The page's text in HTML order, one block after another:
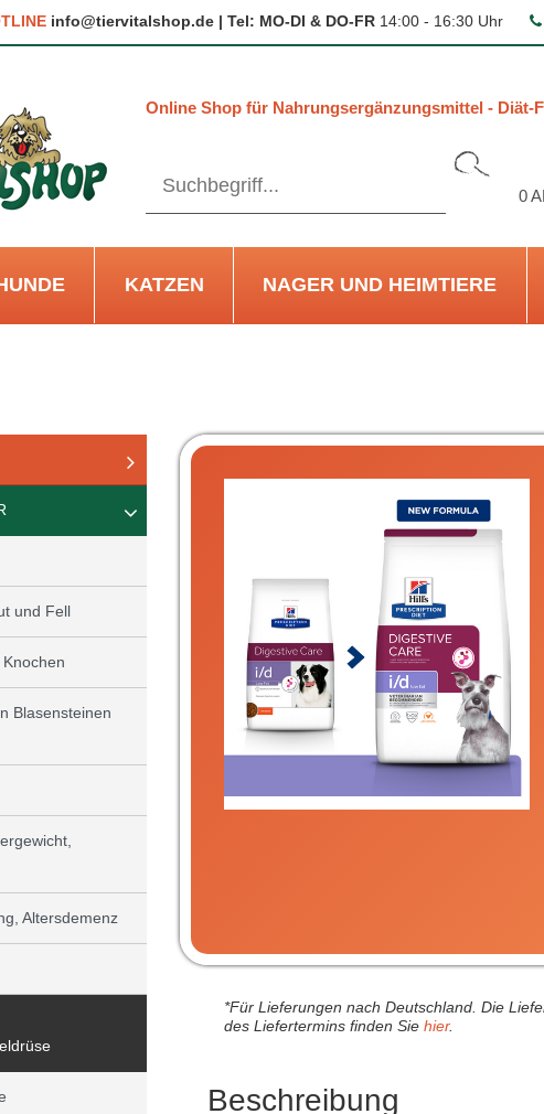
info@tiervitalshop.de | Tel: MO-DI & DO-FR 14:00 - 16:30 Uhr
Online Shop für Nahrungsergänzungsmittel - Diät-
0
KATZEN NAGER UND HEIMTIERE
und Fell
Blasensteinen
Altersdemenz
*Für Lieferungen nach Deutschland. Die
des Liefertermins finden Sie hier.
Beschreibung